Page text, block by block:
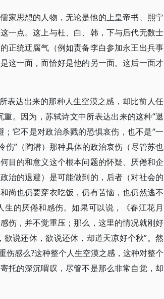
家思想的人物，无论是他的上皇帝书、熙宁
一点。这上与杜、白、韩，下与后代无数士
正统迂腐气（例如责备李白参加永王出兵事
这一面，而恰好是他的另一面。这后一面才
表达出来的那种人生空漠之感，却比前人任
重。因为，苏轼诗文中所表达出来的这种“退
它不是对政治杀戮的恐惧哀伤，也不是“一
伤”（陶潜）那种具体的政治哀伤（尽管苏也
目的和意义这个根本问题的怀疑、厌倦和企
治的退避）是可能做到的，后者（对社会的
尚也仍要穿衣吃饭，仍有苦恼，也仍然逃不
的厌倦和感伤。如果可以说，《春江花月
伤，并不觉重压；那么，这里的情况就刚好
说还休，欲说还休，却道天凉好个秋”。然
感么?这种整个人生空漠之感，这种对整个
托的深沉喟叹，尽管不是那么非常自觉，却